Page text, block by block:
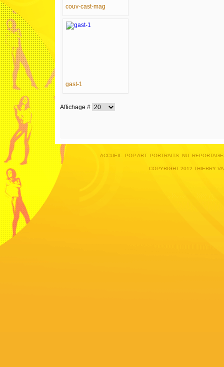
couv-cast-mag
gast-1
Affichage #
ACCUEIL POP ART PORTRAITS NU
COPYRIGHT 2012 THIERRY